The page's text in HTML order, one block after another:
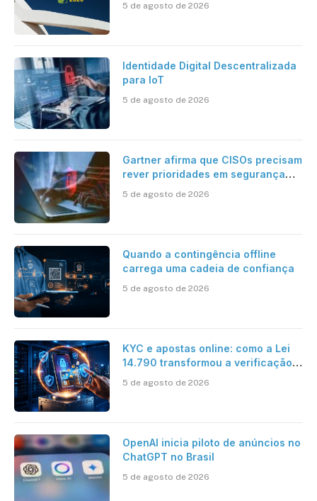
5 de agosto de 2026
Identidade Digital Descentralizada
para IoT
5 de agosto de 2026
Gartner afirma que CISOs precisam
rever prioridades em segurança
desafios impostos pela Inteligência
5 de agosto de 2026
Quando a contingência offline
carrega uma cadeia de confiança
5 de agosto de 2026
KYC e apostas online: como a Lei
14.790 transformou a verificação
brasileiro
5 de agosto de 2026
OpenAI inicia piloto de anúncios no
ChatGPT no Brasil
5 de agosto de 2026